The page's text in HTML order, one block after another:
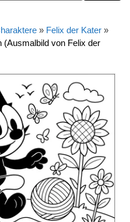
» Felix der Kater »
(Ausmalbild von Felix der